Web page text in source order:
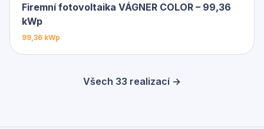
Firemní fotovoltaika VÁGNER COLOR – 99,36
kWp
99,36 kWp
Všech 33 realizací →